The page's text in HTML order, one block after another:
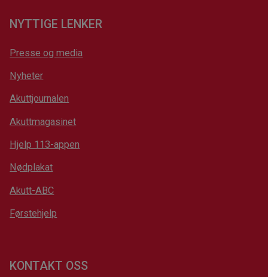
NYTTIGE LENKER
Presse og media
Nyheter
Akuttjournalen
Akuttmagasinet
Hjelp 113-appen
Nødplakat
Akutt-ABC
Førstehjelp
KONTAKT OSS